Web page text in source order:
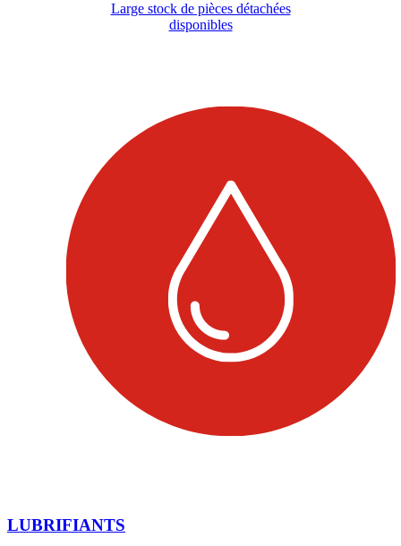
Large stock de pièces détachées
disponibles
LUBRIFIANTS